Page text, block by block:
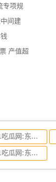
专项规
间建
产值超
51吃瓜网:东莞到贵州省物流运输,东莞到贵州省物流公司
51吃瓜网:东莞到广西物流专线,东莞到广西物流公司